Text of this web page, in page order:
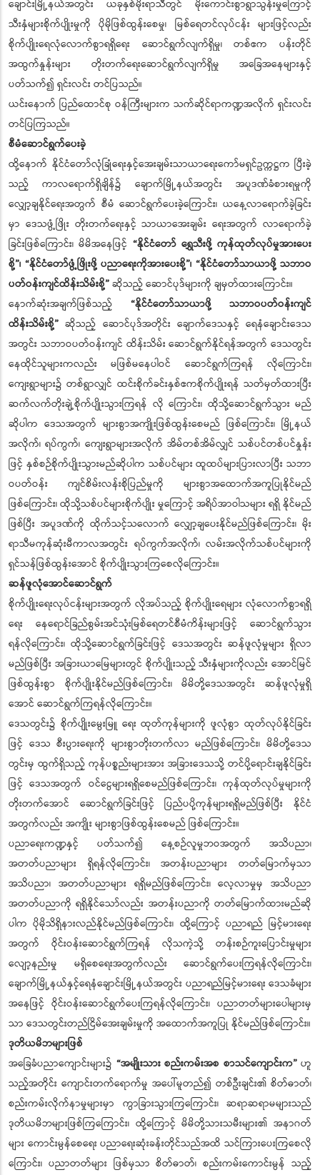
ချောင်းမြို့နယ်အတွင်း ယခုနှစ်မိုးရာသီတွင် မိုးကောင်းစွာရွာသွန်းမှုကြောင့်
သီးနှံများစိုက်ပျိုးမှုကို ပိုမိုဖြစ်ထွန်းစေမှု၊ မြစ်ရေတင်လုပ်ငန်း များဖြင့်လည်း
စိုက်ပျိုးရေလုံလောက်စွာရရှိရေး ဆောင်ရွက်လျက်ရှိမှု၊ တစ်ဧက ပန်းတိုင်
အထွက်နှုန်းများ တိုးတက်ရေးဆောင်ရွက်လျက်ရှိမှု အခြေအနေများနှင့်
ပတ်သက်၍ ရှင်းလင်း တင်ပြသည်။
ယင်းနောက် ပြည်ထောင်စု ဝန်ကြီးများက သက်ဆိုင်ရာကဏ္ဍအလိုက် ရှင်းလင်း
တင်ပြကြသည်။
စီမံဆောင်ရွက်ပေးခဲ့
ထို့နောက် နိုင်ငံတော်လုံခြုံရေးနှင့်အေးချမ်းသာယာရေးကော်မရှင်ဥက္ကဋ္ဌက ပြီးခဲ့
သည့် ကာလရောက်ရှိချိန်၌ ချောက်မြို့နယ်အတွင်း အပူဒဏ်ခံစားရမှုကို
လျှော့ချနိုင်ရေးအတွက် စီမံ ဆောင်ရွက်ပေးခဲ့ကြောင်း၊ ယနေ့လာရောက်ခဲ့ခြင်း
မှာ ဒေသဖွံ့ဖြိုး တိုးတက်ရေးနှင့် သာယာအေးချမ်း ရေးအတွက် လာရောက်ခဲ့
ခြင်းဖြစ်ကြောင်း၊ မိမိအနေဖြင့် “နိုင်ငံတော် ရွှေသီးဖို့ ကုန်ထုတ်လုပ်မှုအားပေး
စို့”၊ “နိုင်ငံတော်ဖွံ့ဖြိုးဖို့ ပညာရေးကိုအားပေးစို့”၊ “နိုင်ငံတော်သာယာဖို့ သဘာဝ
ပတ်ဝန်းကျင်ထိန်းသိမ်းစို့”ဆိုသည့် ဆောင်ပုဒ်များကို ချမှတ်ထားကြောင်း။
နောက်ဆုံးအချက်ဖြစ်သည့် “နိုင်ငံတော်သာယာဖို့ သဘာဝပတ်ဝန်းကျင်
ထိန်းသိမ်းစို့” ဆိုသည့် ဆောင်ပုဒ်အတိုင်း ချောက်ဒေသနှင့် ရေနံချောင်းဒေသ
အတွင်း သဘာဝပတ်ဝန်းကျင် ထိန်းသိမ်း ဆောင်ရွက်နိုင်ရန်အတွက် ဒေသတွင်း
နေထိုင်သူများကလည်း မဖြစ်မနေပါဝင် ဆောင်ရွက်ကြရန် လိုကြောင်း၊
ကျေးရွာများ၌ တစ်ရွာလျှင် ထင်းစိုက်ခင်းနှစ်ဧကစိုက်ပျိုးရန် သတ်မှတ်ထားပြီး
ဆက်လက်တိုးချဲ့စိုက်ပျိုးသွားကြရန် လို ကြောင်း၊ ထိုသို့ဆောင်ရွက်သွား မည်
ဆိုပါက ဒေသအတွက် များစွာအကျိုးဖြစ်ထွန်းစေမည် ဖြစ်ကြောင်း၊ မြို့နယ်
အလိုက်၊ ရပ်ကွက်၊ ကျေးရွာများအလိုက် အိမ်တစ်အိမ်လျှင် သစ်ပင်တစ်ပင်နှုန်း
ဖြင့် နှစ်စဉ်စိုက်ပျိုးသွားမည်ဆိုပါက သစ်ပင်များ ထူထပ်များပြားလာပြီး သဘာ
ဝပတ်ဝန်း ကျင်စိမ်းလန်းစိုပြည်မှုကို များစွာအထောက်အကူပြုနိုင်မည်
ဖြစ်ကြောင်း၊ ထိုသို့သစ်ပင်များစိုက်ပျိုး မှုကြောင့် အရိပ်အာဝါသများ ရရှိ နိုင်မည်
ဖြစ်ပြီး အပူဒဏ်ကို ထိုက်သင့်သလောက် လျှော့ချပေးနိုင်မည်ဖြစ်ကြောင်း၊ မိုး
ရာသီမကုန်ဆုံးမီကာလအတွင်း ရပ်ကွက်အလိုက်၊ လမ်းအလိုက်သစ်ပင်များကို
ရှင်သန်ဖြစ်ထွန်းအောင် စိုက်ပျိုးသွားကြစေလိုကြောင်း။
ဆန်ဖူလုံအောင်ဆောင်ရွက်
စိုက်ပျိုးရေးလုပ်ငန်းများအတွက် လိုအပ်သည့် စိုက်ပျိုးရေများ လုံလောက်စွာရရှိ
ရေး နေရောင်ခြည်စွမ်းအင်သုံးမြစ်ရေတင်စီမံကိန်းများဖြင့် ဆောင်ရွက်သွား
ရန်လိုကြောင်း၊ ထိုသို့ဆောင်ရွက်ခြင်းဖြင့် ဒေသအတွင်း ဆန်ဖူလုံမှုများ ရှိလာ
မည်ဖြစ်ပြီး အခြားယာမြေများတွင် စိုက်ပျိုးသည့် သီးနှံများကိုလည်း အောင်မြင်
ဖြစ်ထွန်းစွာ စိုက်ပျိုးနိုင်မည်ဖြစ်ကြောင်း၊ မိမိတို့ဒေသအတွင်း ဆန်ဖူလုံမှုရှိ
အောင် ဆောင်ရွက်ကြရန်လိုကြောင်း။
ဒေသတွင်း၌ စိုက်ပျိုးမွေးမြူ ရေး ထုတ်ကုန်များကို ဖူလုံစွာ ထုတ်လုပ်နိုင်ခြင်း
ဖြင့် ဒေသ စီးပွားရေးကို များစွာတိုးတက်လာ မည်ဖြစ်ကြောင်း၊ မိမိတို့ဒေသ
တွင်းမှ ထွက်ရှိသည့် ကုန်ပစ္စည်းများအား အခြားဒေသသို့ တင်ပို့ရောင်းချနိုင်ခြင်း
ဖြင့် ဒေသအတွက် ဝင်ငွေများရရှိစေမည်ဖြစ်ကြောင်း၊ ကုန်ထုတ်လုပ်မှုများကို
တိုးတက်အောင် ဆောင်ရွက်ခြင်းဖြင့် ပြည်ပပို့ကုန်များရရှိမည်ဖြစ်ပြီး နိုင်ငံ
အတွက်လည်း အကျိုး များစွာဖြစ်ထွန်းစေမည် ဖြစ်ကြောင်း။
ပညာရေးကဏ္ဍနှင့် ပတ်သက်၍ နေ့စဉ်လူမှုဘဝအတွက် အသိပညာ၊
အတတ်ပညာများ ရှိရန်လိုကြောင်း၊ အတန်းပညာများ တတ်မြောက်မှသာ
အသိပညာ၊ အတတ်ပညာများ ရရှိမည်ဖြစ်ကြောင်း၊ လေ့လာမှုမှ အသိပညာ
အတတ်ပညာကို ရရှိနိုင်သော်လည်း အတန်းပညာကို တတ်မြောက်ထားမည်ဆို
ပါက ပိုမိုသိရှိနားလည်နိုင်မည်ဖြစ်ကြောင်း၊ ထို့ကြောင့် ပညာရည် မြင့်မားရေး
အတွက် ဝိုင်းဝန်းဆောင်ရွက်ကြရန် လိုသကဲ့သို့ တန်းစဉ်ကူးပြောင်းမှုများ
လျော့နည်းမှု မရှိစေရေးအတွက်လည်း ဆောင်ရွက်ပေးကြရန်လိုကြောင်း၊
ချောက်မြို့နယ်နှင့်ရေနံချောင်းမြို့နယ်အတွင်း ပညာရည်မြင့်မားရေး ဒေသခံများ
အနေဖြင့် ဝိုင်းဝန်းဆောင်ရွက်ပေးကြရန်လိုကြောင်း၊ ပညာတတ်များပေါများမှ
သာ ဒေသတွင်းတည်ငြိမ်အေးချမ်းမှုကို အထောက်အကူပြု နိုင်မည်ဖြစ်ကြောင်း။
ဒုတိယမိဘများဖြစ်
အခြေခံပညာကျောင်းများ၌ “အမျိုးသား စည်းကမ်းအစ စာသင်ကျောင်းက” ဟူ
သည့်အတိုင်း ကျောင်းတက်ရောက်မှု အပေါ်မူတည်၍ တစ်ဦးချင်း၏ စိတ်ဓာတ်၊
စည်းကမ်းလိုက်နာမှုများမှာ ကွာခြားသွားကြကြောင်း၊ ဆရာဆရာမများသည်
ဒုတိယမိဘများဖြစ်ကြကြောင်း၊ ထို့ကြောင့် မိမိတို့သားသမီးများ၏ အနာဂတ်
များ ကောင်းမွန်စေရေး ပညာရေးဆုံးခန်းတိုင်သည်အထိ သင်ကြားပေးကြစေလို
ကြောင်း၊ ပညာတတ်များ ဖြစ်မှသာ စိတ်ဓာတ်၊ စည်းကမ်းကောင်းမွန် သည့်